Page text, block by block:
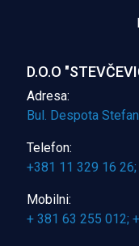
D.O.O
Adresa:
Bul. Despota
Telefon:
+381 11 329 16
Mobilni:
+ 381 63 255 012;